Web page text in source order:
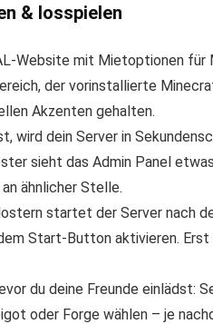
& losspielen
wird dein Server in
sieht das Admin Panel
ähnlicher Stelle.
startet der Server nach
Start-Button aktivieren. Erst
du deine Freunde einlädst:
oder Forge wählen – je